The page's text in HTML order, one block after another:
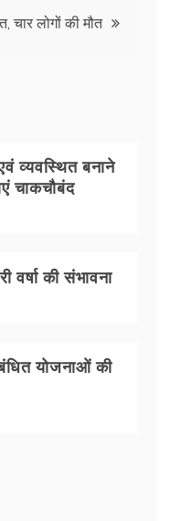
चार लोगों की मौत
व्यवस्थित बनाने
चाकचौबंद
वर्षा की संभावना
योजनाओं की